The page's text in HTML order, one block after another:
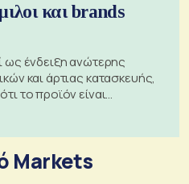
και brands
ως ένδειξη ανώτερης
και άρτιας κατασκευής,
το προϊόν είναι
Markets